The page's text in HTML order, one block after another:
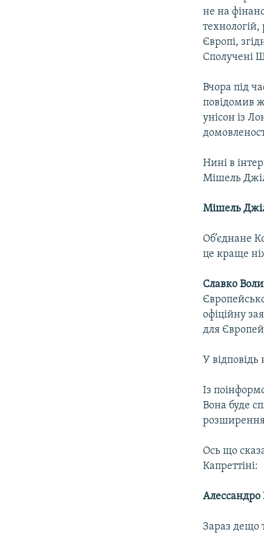
не на
технологій,
Європі,
Сполучені
Вчора під
повідомив
унісон із
Нині в
Мішель
Мішель
Об’єднане
це краще
Славко
офіційну
для
У відповідь
Із
Вона буде
Ось що
Капреттіні:
Алессандро
Зараз дещо